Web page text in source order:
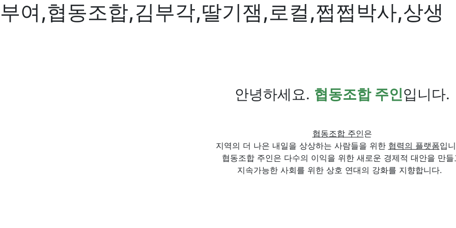
부여,협동조합,김부각,딸기잼,로컬,쩝쩝박사,상생
안녕하세요. 협동조합 주인입니다.
협동조합 주인은
지역의 더 나은 내일을 상상하는 사람들을 위한 협력의 플랫폼입
협동조합 주인은 다수의 이익을 위한 새로운 경제적 대안을 만들
지속가능한 사회를 위한 상호 연대의 강화를 지향합니다.